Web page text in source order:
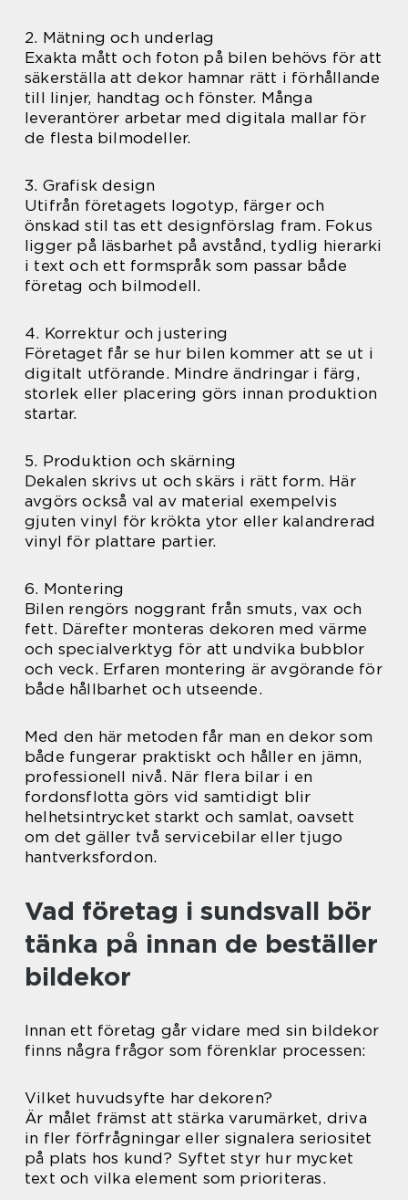
2. Mätning och underlag
Exakta mått och foton på bilen behövs för att
säkerställa att dekor hamnar rätt i förhållande
till linjer, handtag och fönster. Många
leverantörer arbetar med digitala mallar för
de flesta bilmodeller.
3. Grafisk design
Utifrån företagets logotyp, färger och
önskad stil tas ett designförslag fram. Fokus
ligger på läsbarhet på avstånd, tydlig hierarki
i text och ett formspråk som passar både
företag och bilmodell.
4. Korrektur och justering
Företaget får se hur bilen kommer att se ut i
digitalt utförande. Mindre ändringar i färg,
storlek eller placering görs innan produktion
startar.
5. Produktion och skärning
Dekalen skrivs ut och skärs i rätt form. Här
avgörs också val av material exempelvis
gjuten vinyl för krökta ytor eller kalandrerad
vinyl för plattare partier.
6. Montering
Bilen rengörs noggrant från smuts, vax och
fett. Därefter monteras dekoren med värme
och specialverktyg för att undvika bubblor
och veck. Erfaren montering är avgörande för
både hållbarhet och utseende.
Med den här metoden får man en dekor som
både fungerar praktiskt och håller en jämn,
professionell nivå. När flera bilar i en
fordonsflotta görs vid samtidigt blir
helhetsintrycket starkt och samlat, oavsett
om det gäller två servicebilar eller tjugo
hantverksfordon.
Vad företag i sundsvall bör
tänka på innan de beställer
bildekor
Innan ett företag går vidare med sin bildekor
finns några frågor som förenklar processen:
Vilket huvudsyfte har dekoren?
Är målet främst att stärka varumärket, driva
in fler förfrågningar eller signalera seriositet
på plats hos kund? Syftet styr hur mycket
text och vilka element som prioriteras.